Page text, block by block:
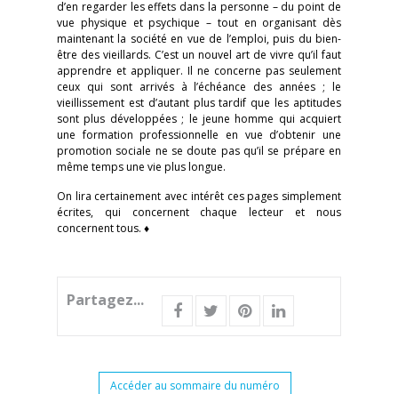
d’en regarder les effets dans la personne – du point de
vue physique et psychique – tout en organisant dès
maintenant la société en vue de l’emploi, puis du bien-
être des vieillards. C’est un nouvel art de vivre qu’il faut
apprendre et appliquer. Il ne concerne pas seulement
ceux qui sont arrivés à l’échéance des années ; le
vieillissement est d’autant plus tardif que les aptitudes
sont plus développées ; le jeune homme qui acquiert
une formation professionnelle en vue d’obtenir une
promotion sociale ne se doute pas qu’il se prépare en
même temps une vie plus longue.
On lira certainement avec intérêt ces pages simplement
écrites, qui concernent chaque lecteur et nous
concernent tous. ♦
Partagez...
Accéder au sommaire du numéro